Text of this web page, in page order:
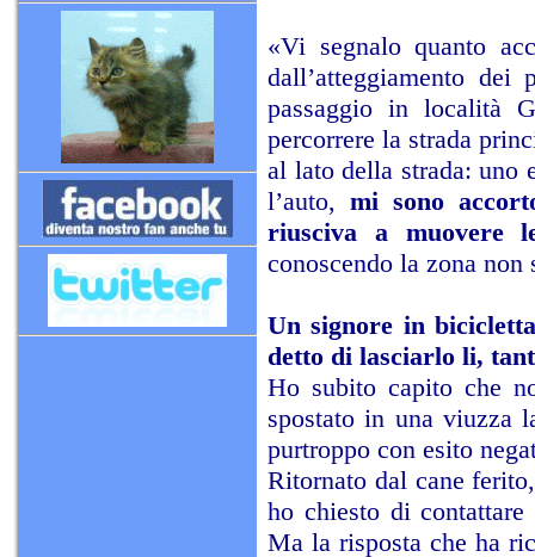
«Vi segnalo quanto
dall’atteggiamento
passaggio in località
percorrere la strada
al lato della strada: uno
l’auto,mi sono
riusciva a muovere
conoscendo la zona
Un signore in
detto di lasciarlo li,
Ho subito capito che
spostato in una viuzza
purtroppo con esito
Ritornato dal cane
ho chiesto di
Ma la risposta che ha